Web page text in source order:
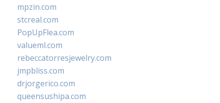
mpzin.com
stcreal.com
PopUpFlea.com
valueml.com
rebeccatorresjewelry.com
jmpbliss.com
drjorgerico.com
queensushipa.com